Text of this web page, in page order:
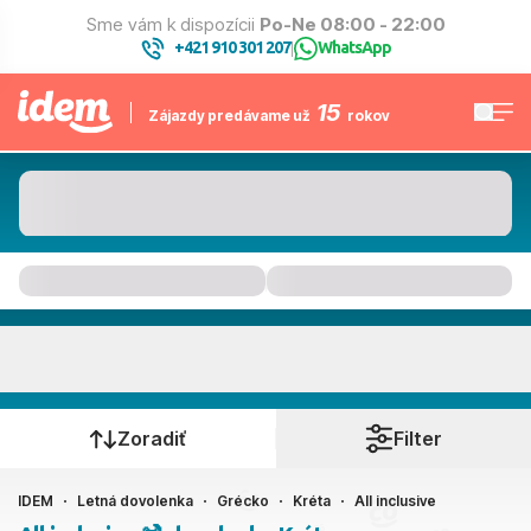
Sme vám k dispozícii Po-Ne 08:00 - 22:00
+421 910 301 207| WhatsApp
Zájazdy predávame už 15 rokov
Kedy cestujete?
Ako cestujete?
Zoradiť Filter
IDEM Letná dovolenka Grécko Kréta All inclusive